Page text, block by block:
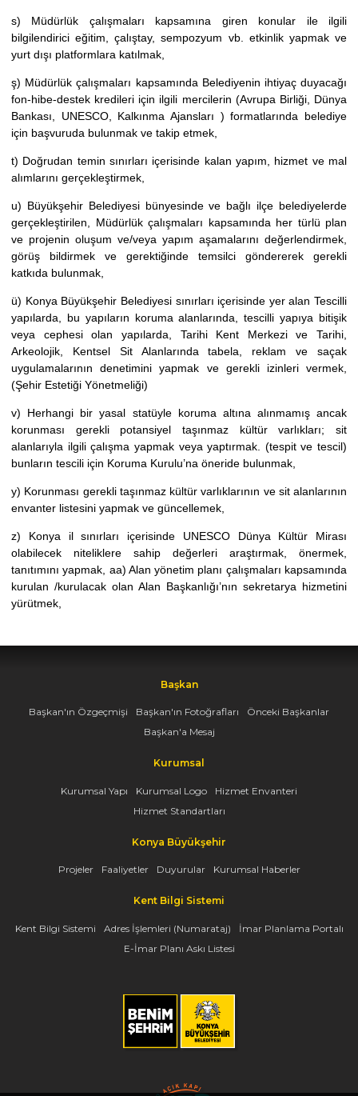
s) Müdürlük çalışmaları kapsamına giren konular ile ilgili
bilgilendirici eğitim, çalıştay, sempozyum vb. etkinlik yapmak ve
yurt dışı platformlara katılmak,
ş) Müdürlük çalışmaları kapsamında Belediyenin ihtiyaç duyacağı
fon-hibe-destek kredileri için ilgili mercilerin (Avrupa Birliği, Dünya
Bankası, UNESCO, Kalkınma Ajansları ) formatlarında belediye
için başvuruda bulunmak ve takip etmek,
t) Doğrudan temin sınırları içerisinde kalan yapım, hizmet ve mal
alımlarını gerçekleştirmek,
u) Büyükşehir Belediyesi bünyesinde ve bağlı ilçe belediyelerde
gerçekleştirilen, Müdürlük çalışmaları kapsamında her türlü plan
ve projenin oluşum ve/veya yapım aşamalarını değerlendirmek,
görüş bildirmek ve gerektiğinde temsilci göndererek gerekli
katkıda bulunmak,
ü) Konya Büyükşehir Belediyesi sınırları içerisinde yer alan Tescilli
yapılarda, bu yapıların koruma alanlarında, tescilli yapıya bitişik
veya cephesi olan yapılarda, Tarihi Kent Merkezi ve Tarihi,
Arkeolojik, Kentsel Sit Alanlarında tabela, reklam ve saçak
uygulamalarının denetimini yapmak ve gerekli izinleri vermek,
(Şehir Estetiği Yönetmeliği)
v) Herhangi bir yasal statüyle koruma altına alınmamış ancak
korunması gerekli potansiyel taşınmaz kültür varlıkları; sit
alanlarıyla ilgili çalışma yapmak veya yaptırmak. (tespit ve tescil)
bunların tescili için Koruma Kurulu’na öneride bulunmak,
y) Korunması gerekli taşınmaz kültür varlıklarının ve sit alanlarının
envanter listesini yapmak ve güncellemek,
z) Konya il sınırları içerisinde UNESCO Dünya Kültür Mirası
olabilecek niteliklere sahip değerleri araştırmak, önermek,
tanıtımını yapmak, aa) Alan yönetim planı çalışmaları kapsamında
kurulan /kurulacak olan Alan Başkanlığı’nın sekretarya hizmetini
yürütmek,
Başkan
Başkan'ın Özgeçmişi Başkan'ın Fotoğrafları
Önceki Başkanlar
Başkan'a Mesaj
Kurumsal
Kurumsal Yapı Kurumsal Logo
Hizmet Envanteri
Hizmet Standartları
Konya Büyükşehir
Projeler Faaliyetler Duyurular Kurumsal Haberler
Kent Bilgi Sistemi
Kent Bilgi Sistemi Adres İşlemleri (Numarataj)
İmar Planlama Portalı
E-İmar Planı Askı Listesi